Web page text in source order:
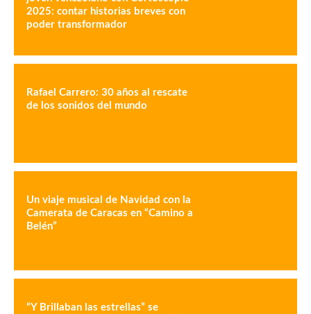
2025: contar historias breves con
poder transformador
Rafael Carrero: 30 años al rescate
de los sonidos del mundo
Un viaje musical de Navidad con la
Camerata de Caracas en “Camino a
Belén”
“Y Brillaban las estrellas” se